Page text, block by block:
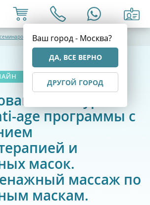
Ваш город - Москва?
ДА, ВСЕ ВЕРНО
ДРУГОЙ ГОРОД
контуров
age программы с
и
масок.
массаж по
маскам.